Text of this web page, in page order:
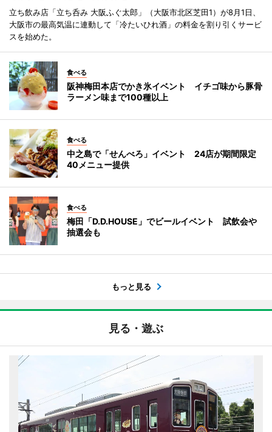
立ち飲み店「立ち呑み 大阪ふぐ太郎」（大阪市北区芝田1）が8月1日、
大阪市の最高気温に連動して「冷たいひれ酒」の料金を割り引くサービ
スを始めた。
食べる
阪神梅田本店でかき氷イベント イチゴ味から豚骨
ラーメン味まで100種以上
食べる
中之島で「せんべろ」イベント 24店が期間限定
40メニュー提供
食べる
梅田「D.D.HOUSE」でビールイベント 試飲会や
抽選会も
もっと見る
見る・遊ぶ